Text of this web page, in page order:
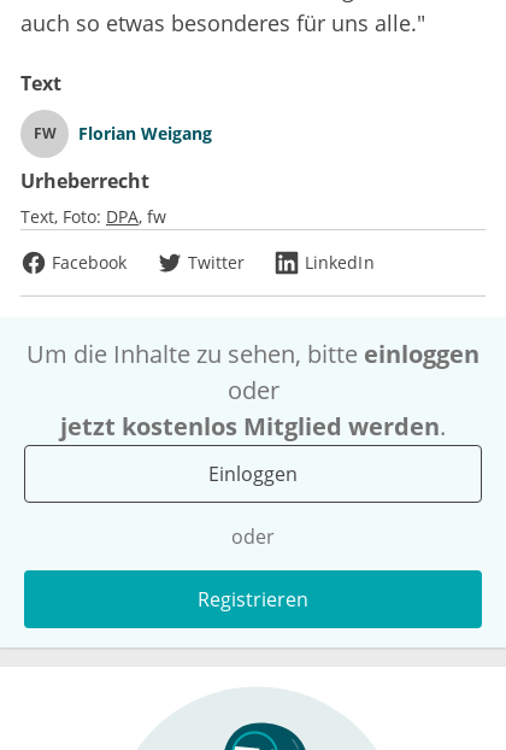
auch so etwas besonderes für uns alle."
Text
FW Florian Weigang
Urheberrecht
Text, Foto: DPA fw
Facebook
Twitter LinkedIn
Um die Inhalte zu sehen, bitte einloggen
oder
jetzt kostenlos Mitglied werden.
Einloggen
oder
Registrieren